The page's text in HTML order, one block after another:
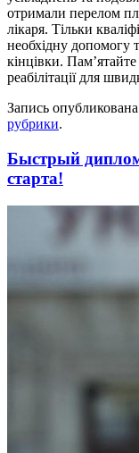
отримали перелом
лікаря. Тільки
необхідну допомогу
кінцівки.
реабілітації для
Запись опубликована
рубрики.
Быстрый
старта!